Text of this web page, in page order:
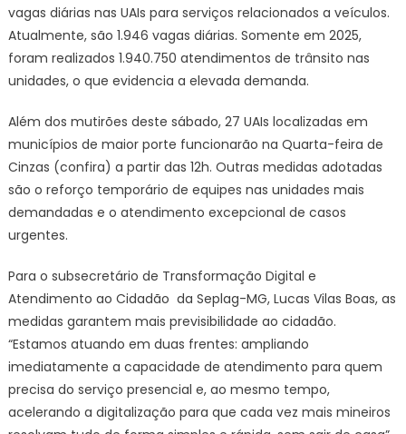
vagas diárias nas UAIs para serviços relacionados a veículos.
Atualmente, são 1.946 vagas diárias. Somente em 2025,
foram realizados 1.940.750 atendimentos de trânsito nas
unidades, o que evidencia a elevada demanda.
Além dos mutirões deste sábado, 27 UAIs localizadas em
municípios de maior porte funcionarão na Quarta-feira de
Cinzas (confira) a partir das 12h. Outras medidas adotadas
são o reforço temporário de equipes nas unidades mais
demandadas e o atendimento excepcional de casos
urgentes.
Para o subsecretário de Transformação Digital e
Atendimento ao Cidadão da Seplag-MG, Lucas Vilas Boas, as
medidas garantem mais previsibilidade ao cidadão.
“Estamos atuando em duas frentes: ampliando
imediatamente a capacidade de atendimento para quem
precisa do serviço presencial e, ao mesmo tempo,
acelerando a digitalização para que cada vez mais mineiros